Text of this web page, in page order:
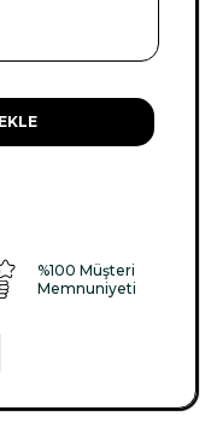
%100 Müşteri
Memnuniyeti